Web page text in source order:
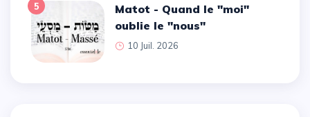
5
Matot - Quand le ''moi''
oublie le ''nous''
10 Juil. 2026